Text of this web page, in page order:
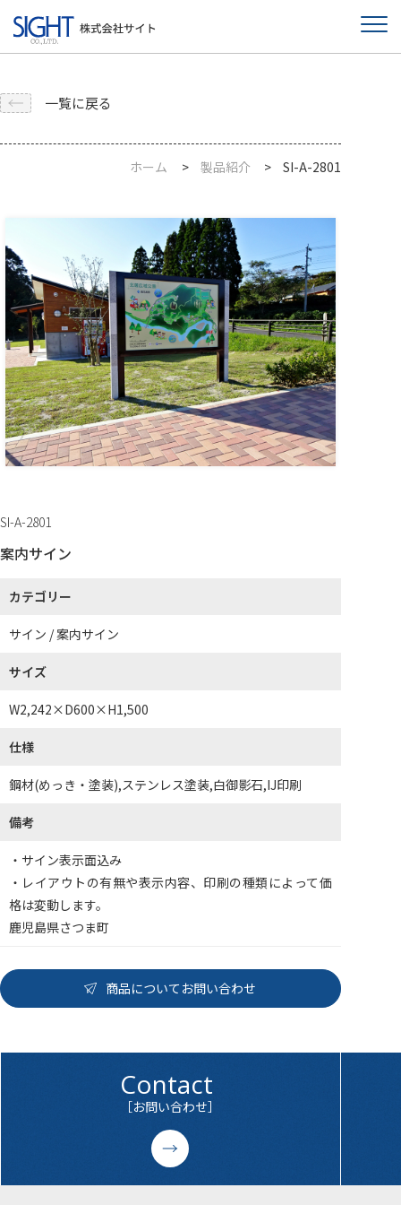
一覧に戻る
ホーム 製品紹介 SI-A-2801
SI-A-2801
案内サイン
カテゴリー
サイン / 案内サイン
サイズ
W2,242×D600×H1,500
仕様
鋼材(めっき・塗装),ステンレス塗装,白御影石,IJ印刷
備考
・サイン表示面込み
・レイアウトの有無や表示内容、印刷の種類によって価
格は変動します。
鹿児島県さつま町
商品についてお問い合わせ
Contact
［お問い合わせ］